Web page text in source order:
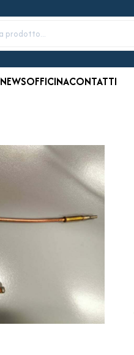
NEWSOFFICINACONTATTI